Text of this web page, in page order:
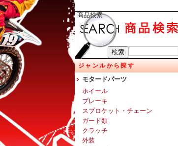
商品検索
ジャンルから探す
モタードパーツ
ホイール
ブレーキ
スプロケット・チェーン
ガード類
クラッチ
外装